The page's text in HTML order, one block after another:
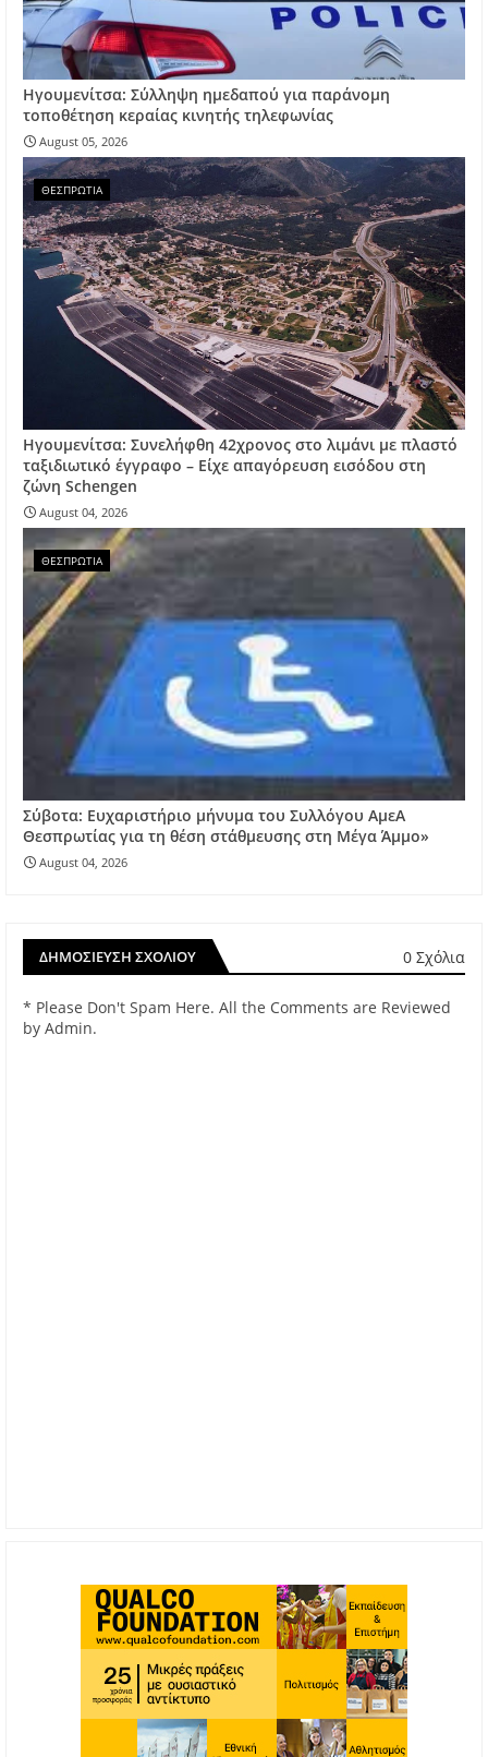
Ηγουμενίτσα: Σύλληψη ημεδαπού για παράνομη
τοποθέτηση κεραίας κινητής τηλεφωνίας
August 05, 2026
ΘΕΣΠΡΩΤΙΑ
Ηγουμενίτσα: Συνελήφθη 42χρονος στο λιμάνι με πλαστό
ταξιδιωτικό έγγραφο – Είχε απαγόρευση εισόδου στη
ζώνη Schengen
August 04, 2026
ΘΕΣΠΡΩΤΙΑ
Σύβοτα: Ευχαριστήριο μήνυμα του Συλλόγου ΑμεΑ
Θεσπρωτίας για τη θέση στάθμευσης στη Μέγα Άμμο»
August 04, 2026
ΔΗΜΟΣΊΕΥΣΗ ΣΧΟΛΊΟΥ 0 Σχόλια
* Please Don't Spam Here. All the Comments are Reviewed
by Admin.